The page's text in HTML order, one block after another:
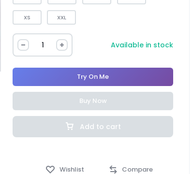
XS XXL
Available in stock
Add to cart
Try On Me
Buy Now
Compare
Wishlist